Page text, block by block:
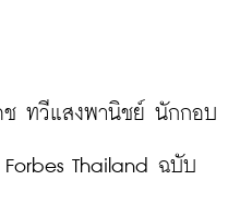
ช ทวีแสงพานิชย์ นักกอบ
Thailand ฉบับ